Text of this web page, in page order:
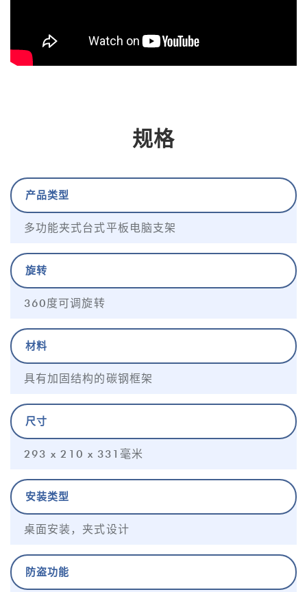
规格
产品类型
多功能夹式台式平板电脑支架
旋转
360度可调旋转
材料
具有加固结构的碳钢框架
尺寸
293 x 210 x 331毫米
安装类型
桌面安装，夹式设计
防盗功能